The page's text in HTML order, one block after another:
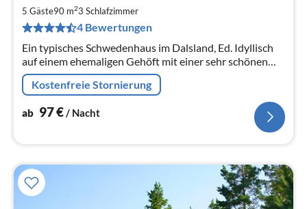
5 Gäste90 m23 Schlafzimmer
4 Bewertungen
Ein typisches Schwedenhaus im Dalsland, Ed. Idyllisch
auf einem ehemaligen Gehöft mit einer sehr schönen
Aussicht und in ruhiger Lage gelegen. Gemütlich und mit
Ausstrahlung.
Kostenfreie Stornierung
ab 97€/ Nacht